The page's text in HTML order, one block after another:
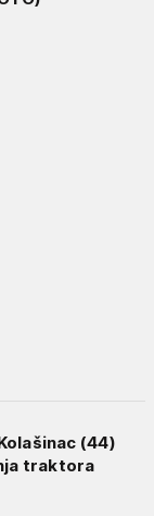
Kolašinac (44)
traktora